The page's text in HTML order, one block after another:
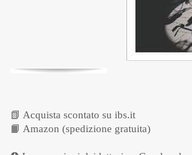
📗 Acquista scontato su ibs.it
📙 Amazon (spedizione gratuita)